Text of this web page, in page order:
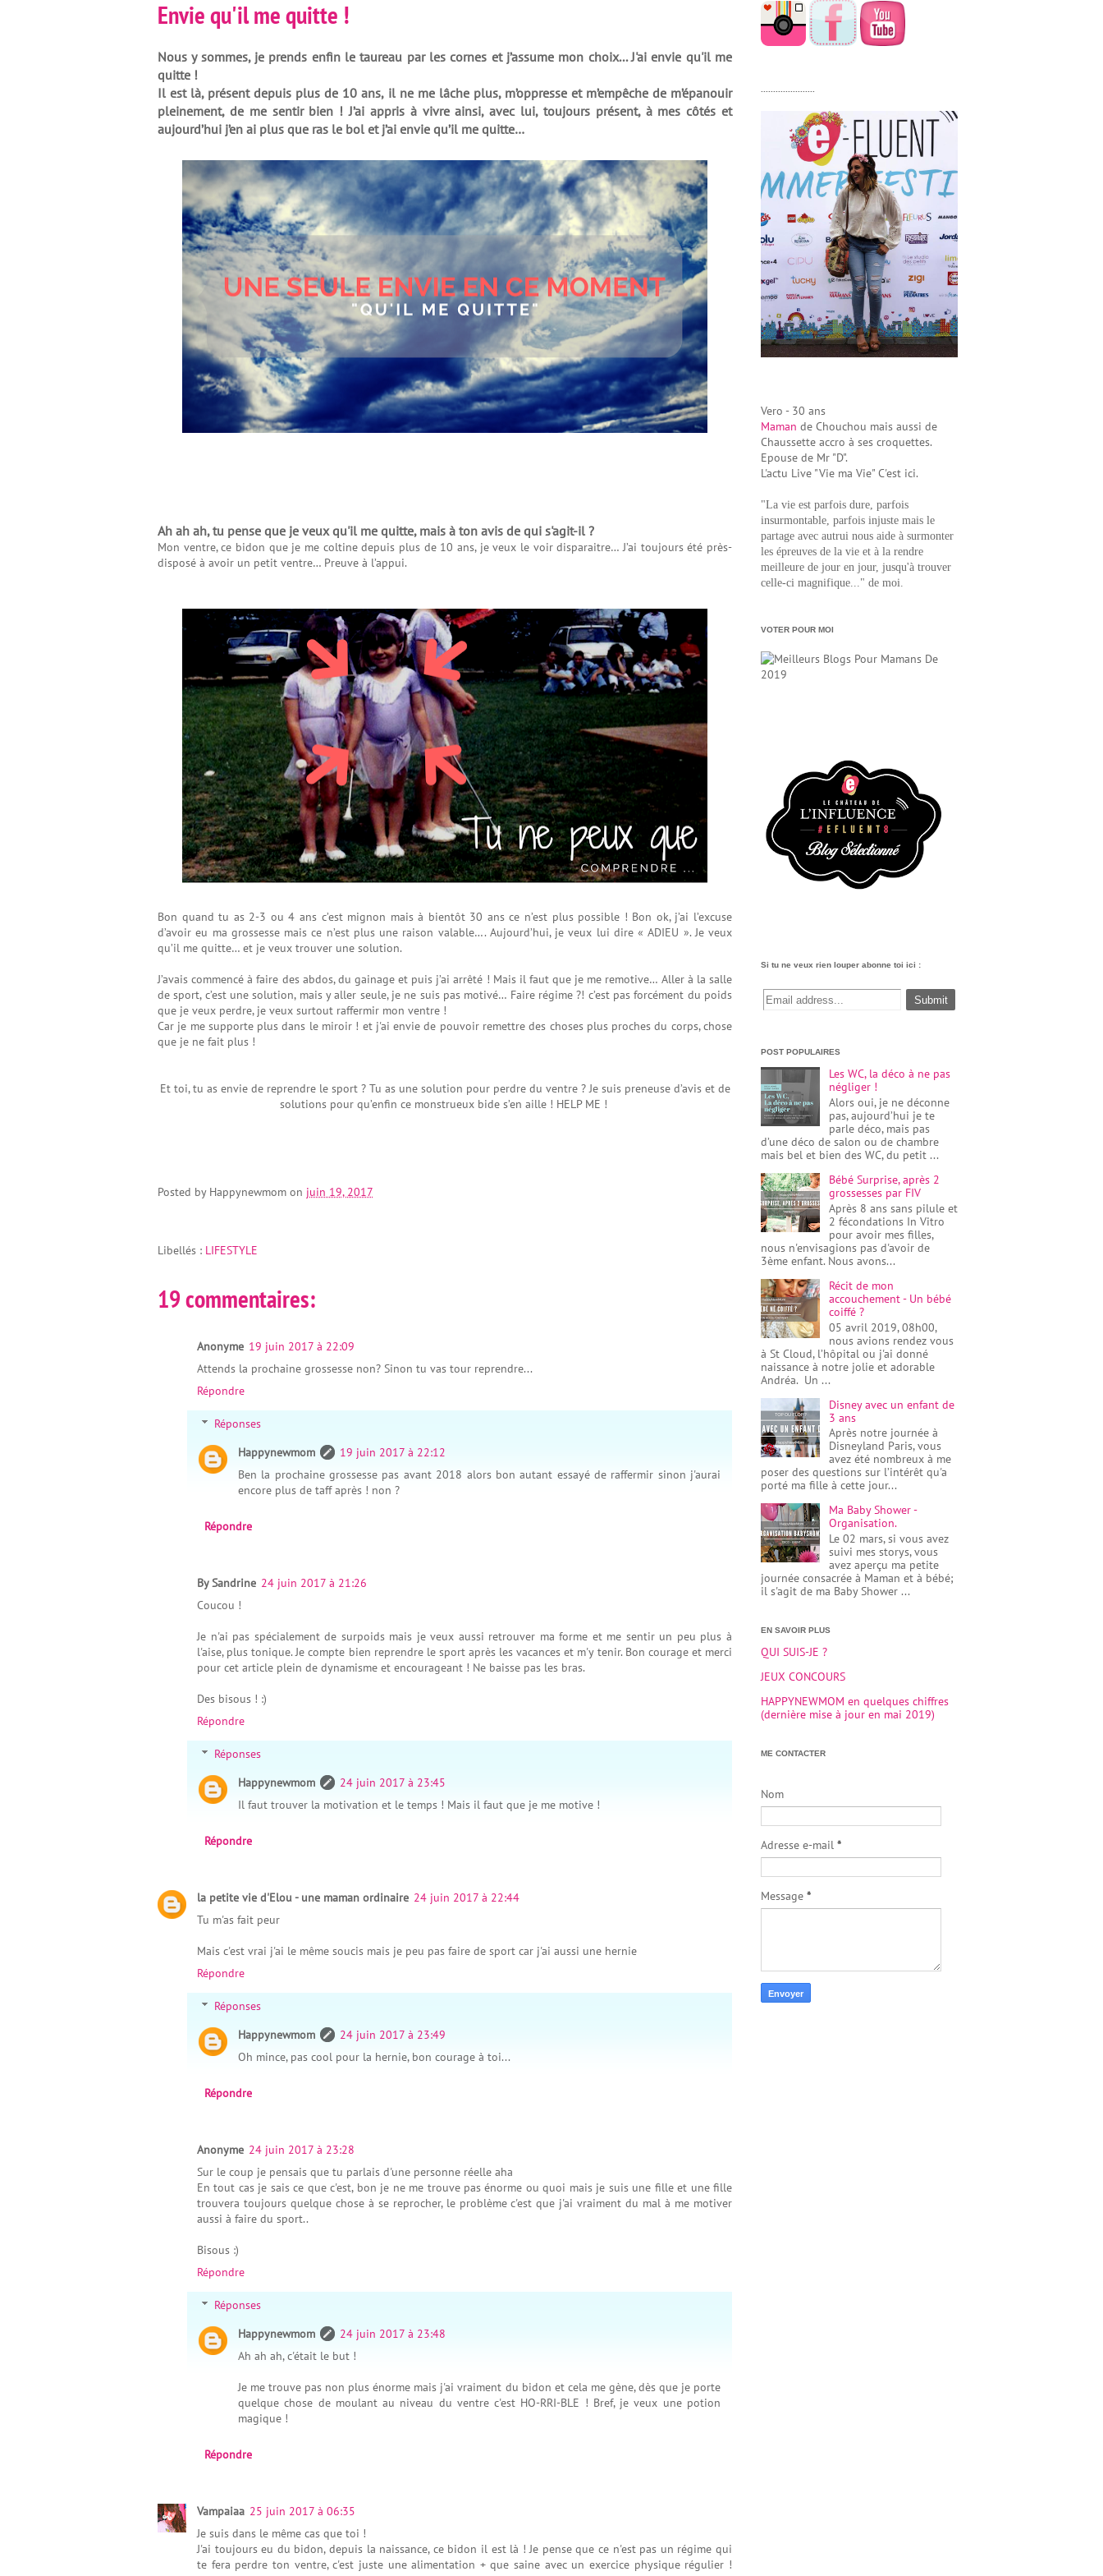
Envie qu'il me quitte !
Nous y sommes, je prends enfin le taureau par les cornes et j’assume mon choix... J'ai envie qu'il me
quitte !
Il est là, présent depuis plus de 10 ans, il ne me lâche plus, m’oppresse et m’empêche de m’épanouir
pleinement, de me sentir bien ! J’ai appris à vivre ainsi, avec lui, toujours présent, à mes côtés et
aujourd’hui j’en ai plus que ras le bol et j’ai envie qu’il me quitte…
Ah ah ah, tu pense que je veux qu'il me quitte, mais à ton avis de qui s'agit-il ?
Mon ventre, ce bidon que je me coltine depuis plus de 10 ans, je veux le voir disparaitre… J’ai toujours été près-
disposé à avoir un petit ventre… Preuve à l’appui.
Bon quand tu as 2-3 ou 4 ans c’est mignon mais à bientôt 30 ans ce n’est plus possible ! Bon ok, j’ai l’excuse
d’avoir eu ma grossesse mais ce n’est plus une raison valable…. Aujourd’hui, je veux lui dire « ADIEU ». Je veux
qu’il me quitte… et je veux trouver une solution.
J’avais commencé à faire des abdos, du gainage et puis j’ai arrêté ! Mais il faut que je me remotive… Aller à la salle
de sport, c’est une solution, mais y aller seule, je ne suis pas motivé… Faire régime ?! c’est pas forcément du poids
que je veux perdre, je veux surtout raffermir mon ventre !
Car je me supporte plus dans le miroir ! et j'ai envie de pouvoir remettre des choses plus proches du corps, chose
que je ne fait plus !
Et toi, tu as envie de reprendre le sport ? Tu as une solution pour perdre du ventre ? Je suis preneuse d’avis et de
solutions pour qu’enfin ce monstrueux bide s’en aille ! HELP ME !
Posted by Happynewmom on juin 19, 2017
Libellés : LIFESTYLE
19 commentaires:
Anonyme 19 juin 2017 à 22:09
Attends la prochaine grossesse non? Sinon tu vas tour reprendre...
Répondre
Réponses
Happynewmom
19 juin 2017 à 22:12
Ben la prochaine grossesse pas avant 2018 alors bon autant essayé de raffermir sinon j'aurai
encore plus de taff après ! non ?
Répondre
By Sandrine 24 juin 2017 à 21:26
Coucou !
Je n'ai pas spécialement de surpoids mais je veux aussi retrouver ma forme et me sentir un peu plus à
l'aise, plus tonique. Je compte bien reprendre le sport après les vacances et m'y tenir. Bon courage et merci
pour cet article plein de dynamisme et encourageant ! Ne baisse pas les bras.
Des bisous ! :)
Répondre
Réponses
Happynewmom
24 juin 2017 à 23:45
Il faut trouver la motivation et le temps ! Mais il faut que je me motive !
Répondre
la petite vie d'Elou - une maman ordinaire 24 juin 2017 à 22:44
Tu m'as fait peur
Mais c'est vrai j'ai le même soucis mais je peu pas faire de sport car j'ai aussi une hernie
Répondre
Réponses
Happynewmom
24 juin 2017 à 23:49
Oh mince, pas cool pour la hernie, bon courage à toi...
Répondre
Anonyme 24 juin 2017 à 23:28
Sur le coup je pensais que tu parlais d'une personne réelle aha
En tout cas je sais ce que c'est, bon je ne me trouve pas énorme ou quoi mais je suis une fille et une fille
trouvera toujours quelque chose à se reprocher, le problème c'est que j'ai vraiment du mal à me motiver
aussi à faire du sport..
Bisous :)
Répondre
Réponses
Happynewmom
24 juin 2017 à 23:48
Ah ah ah, c'était le but !
Je me trouve pas non plus énorme mais j'ai vraiment du bidon et cela me gène, dès que je porte
quelque chose de moulant au niveau du ventre c'est HO-RRI-BLE ! Bref, je veux une potion
magique !
Répondre
Vampaiaa 25 juin 2017 à 06:35
Je suis dans le même cas que toi !
J'ai toujours eu du bidon, depuis la naissance, ce bidon il est là ! Je pense que ce n'est pas un régime qui
te fera perdre ton ventre, c'est juste une alimentation + que saine avec un exercice physique régulier !
Vero - 30 ans
Maman de Chouchou mais aussi de
Chaussette accro à ses croquettes.
Epouse de Mr "D".
L'actu Live "Vie ma Vie" C'est ici.
"La vie est parfois dure, parfois
insurmontable, parfois injuste mais le
partage avec autrui nous aide à surmonter
les épreuves de la vie et à la rendre
meilleure de jour en jour, jusqu'à trouver
celle-ci magnifique..." de moi.
VOTER POUR MOI
Si tu ne veux rien louper abonne toi ici :
POST POPULAIRES
Les WC, la déco à ne pas
négliger !
Alors oui, je ne déconne
pas, aujourd’hui je te
parle déco, mais pas
d’une déco de salon ou de chambre
mais bel et bien des WC, du petit ...
Bébé Surprise, après 2
grossesses par FIV
Après 8 ans sans pilule et
2 fécondations In Vitro
pour avoir mes filles,
nous n'envisagions pas d'avoir de
3ème enfant. Nous avons...
Récit de mon
accouchement - Un bébé
coiffé ?
05 avril 2019, 08h00,
nous avions rendez vous
à St Cloud, l’hôpital ou j'ai donné
naissance à notre jolie et adorable
Andréa. Un ...
Disney avec un enfant de
3 ans
Après notre journée à
Disneyland Paris, vous
avez été nombreux à me
poser des questions sur l’intérêt qu'a
porté ma fille à cette jour...
Ma Baby Shower -
Organisation.
Le 02 mars, si vous avez
suivi mes storys, vous
avez aperçu ma petite
journée consacrée à Maman et à bébé;
il s'agit de ma Baby Shower ...
EN SAVOIR PLUS
QUI SUIS-JE ?
JEUX CONCOURS
HAPPYNEWMOM en quelques chiffres
(dernière mise à jour en mai 2019)
ME CONTACTER
Nom
Adresse e-mail *
Message *